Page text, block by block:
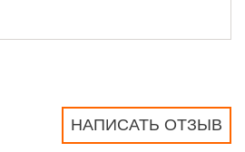
НАПИСАТЬ ОТЗЫВ